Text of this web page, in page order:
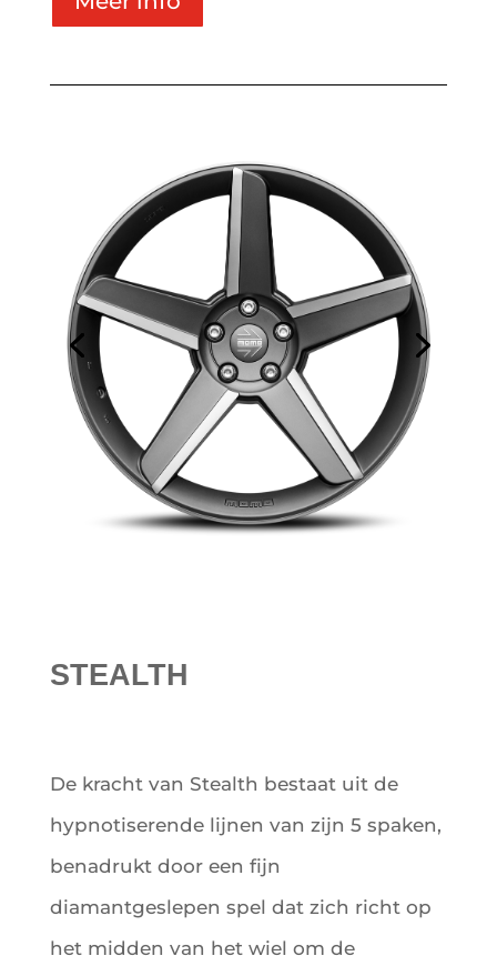
STEALTH
De kracht van Stealth bestaat uit de
hypnotiserende lijnen van zijn 5 spaken,
benadrukt door een fijn
diamantgeslepen spel dat zich richt op
het midden van het wiel om de